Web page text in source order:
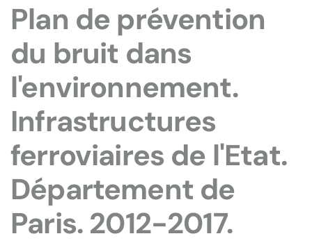
Plan de prévention
du bruit dans
l'environnement.
Infrastructures
ferroviaires de l'Etat.
Département de
Paris. 2012-2017.